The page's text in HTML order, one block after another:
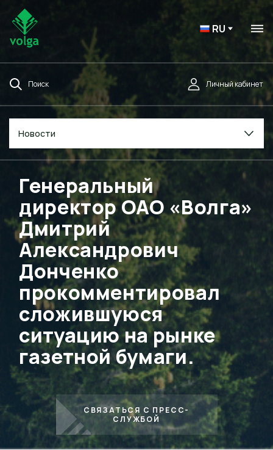
RU
Поиск Личный кабинет
Новости
Генеральный
директор ОАО «Волга»
Дмитрий
Александрович
Донченко
прокомментировал
сложившуюся
ситуацию на рынке
газетной бумаги.
СВЯЗАТЬСЯ С ПРЕСС-
СЛУЖБОЙ